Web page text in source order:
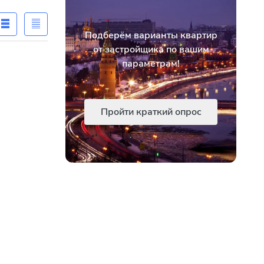
Подберём варианты квартир
от застройщика по вашим
параметрам!
Пройти краткий опрос